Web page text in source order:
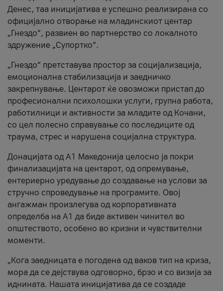
Денес, таа иницијатива е успешно реализирана со
официјално отворање на младинскиот центар
„Гнездо“, развиен во партнерство со локалното
здружение „Супортко“.
„Гнездо“ претставува простор за социјализација,
емоционална стабилизација и заедничко
закрепнување. Центарот ќе овозможи пристап до
професионални психолошки услуги, групна работа,
работилници и активности за младите од Кочани,
со цел полесно справување со последиците од
траума, стрес и нарушена социјална структура.
Донацијата од А1 Македонија целосно ја покри
финализацијата на центарот, од опремување,
ентериерно уредување до создавање на услови за
стручно спроведување на програмите. Овој
ангажман произлегува од корпоративната
определба на А1 да биде активен чинител во
општеството, особено во кризни и чувствителни
моменти.
„Кога заедницата е погодена од ваков тип на криза,
мора да се дејствува одговорно, брзо и со визија за
иднината. Нашата иницијатива да се создаде